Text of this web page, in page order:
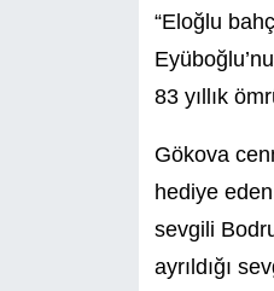
“Eloğlu
83 yıllık
Gökova
hediye
sevgili
ayrıldığı